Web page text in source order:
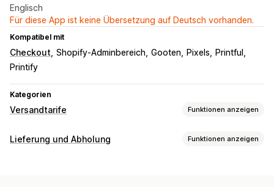
Englisch
Für diese App ist keine Übersetzung auf Deutsch vorhanden.
Kompatibel mit
Checkout Shopify-Adminbereich Gooten Pixels
Printful
Printify
Kategorien
Versandtarife Funktionen anzeigen
Tarifberechnung
Lieferung und Abholung Funktionen anzeigen